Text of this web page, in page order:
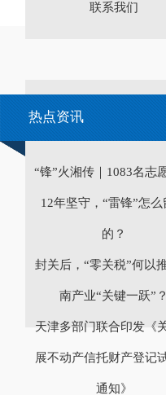
联系我们
热点资讯
“锋”火湘传｜1083名志
12年坚守，“雷锋”怎么
的？
封关后，“零关税”何以
南产业“关键一跃”？
天津多部门联合印发《
展不动产信托财产登记
通知》